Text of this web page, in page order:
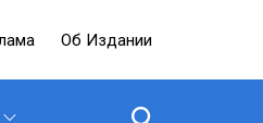
Об Издании